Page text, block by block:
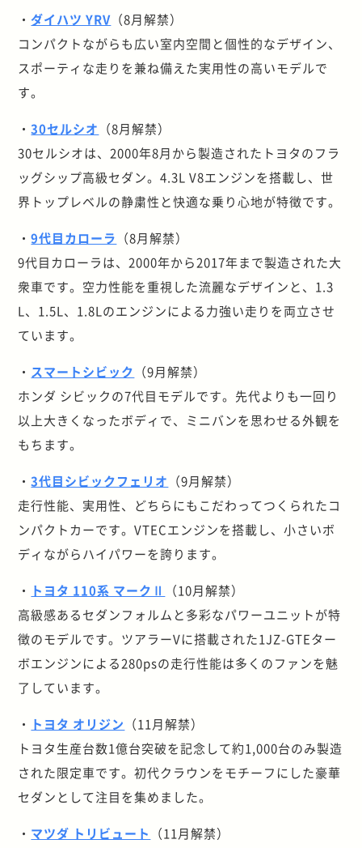
・ダイハツ YRV （8月解禁）
コンパクトながらも広い室内空間と個性的なデザイン、
スポーティな走りを兼ね備えた実用性の高いモデルで
す。
・30セルシオ （8月解禁）
30セルシオは、2000年8月から製造されたトヨタのフラ
ッグシップ高級セダン。4.3L V8エンジンを搭載し、世
界トップレベルの静粛性と快適な乗り心地が特徴です。
・9代目カローラ （8月解禁）
9代目カローラは、2000年から2017年まで製造された大
衆車です。空力性能を重視した流麗なデザインと、1.3
L、1.5L、1.8Lのエンジンによる力強い走りを両立させ
ています。
・ スマートシビック （9月解禁）
ホンダ シビックの7代目モデルです。先代よりも一回り
以上大きくなったボディで、ミニバンを思わせる外観を
もちます。
・3代目シビックフェリオ （9月解禁）
走行性能、実用性、どちらにもこだわってつくられたコ
ンパクトカーです。VTECエンジンを搭載し、小さいボ
ディながらハイパワーを誇ります。
・ トヨタ 110系 マークⅡ
（10月解禁）
高級感あるセダンフォルムと多彩なパワーユニットが特
徴のモデルです。ツアラーVに搭載された1JZ-GTEター
ボエンジンによる280psの走行性能は多くのファンを魅
了しています。
・ トヨタ オリジン （11月解禁）
トヨタ生産台数1億台突破を記念して約1,000台のみ製造
された限定車です。初代クラウンをモチーフにした豪華
セダンとして注目を集めました。
・ マツダ トリビュート
（11月解禁）